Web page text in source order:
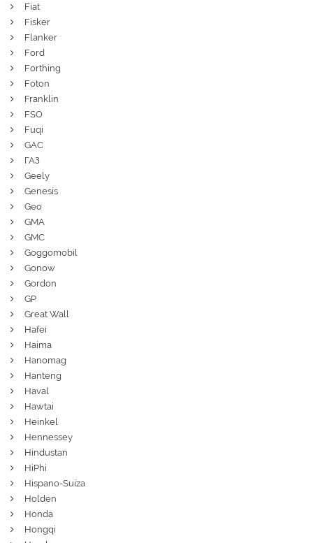
Fiat
Fisker
Flanker
Ford
Forthing
Foton
Franklin
FSO
Fuqi
GAC
ГАЗ
Geely
Genesis
Geo
GMA
GMC
Goggomobil
Gonow
Gordon
GP
Great Wall
Hafei
Haima
Hanomag
Hanteng
Haval
Hawtai
Heinkel
Hennessey
Hindustan
HiPhi
Hispano-Suiza
Holden
Honda
Hongqi